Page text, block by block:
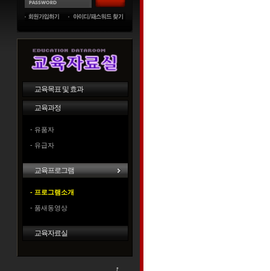
교육목표 및 효과
교육과정
- 유품자
- 유급자
교육프로그램
- 프로그램소개
- 품새동영상
교육자료실